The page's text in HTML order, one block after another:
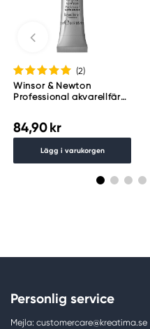
(2)
Winsor & Newton
Professional akvarellfärg
84,90 kr
Lägg i varukorgen
Personlig service
Mejla: customercare@kreatima.se